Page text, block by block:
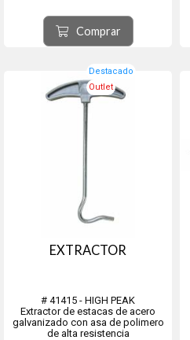
Comprar
Destacado
Outlet
EXTRACTOR
# 41415 - HIGH PEAK
Extractor de estacas de acero
galvanizado con asa de polimero
de alta resistencia